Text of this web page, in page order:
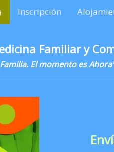
Inscripción
Familiar y
El momento es Ahora"